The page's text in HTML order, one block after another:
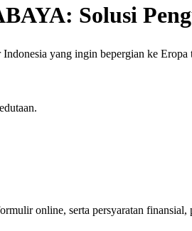
Solusi
yang ingin bepergian ke
online, serta persyaratan finansial,